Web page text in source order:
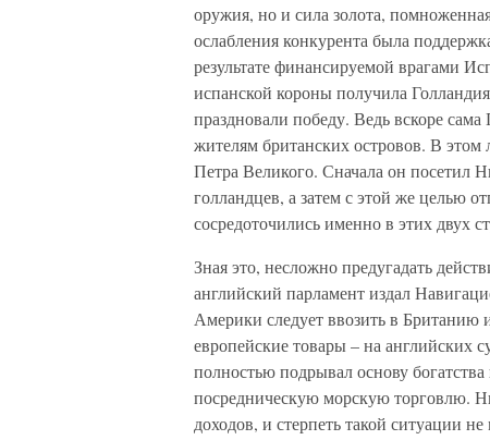
оружия, но и сила золота,
ослабления конкурента была
результате финансируемой врагами
испанской короны получила
праздновали победу. Ведь вскоре
жителям британских островов. В этом
Петра Великого. Сначала он посетил
голландцев, а затем с этой же целью
сосредоточились именно в этих двух
Зная это, несложно предугадать
английский парламент издал
Америки следует ввозить в Британию
европейские товары – на английских
полностью подрывал основу
посредническую морскую торговлю.
доходов, и стерпеть такой ситуации